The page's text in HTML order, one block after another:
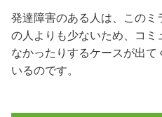
発達障害のある人は、この
の人よりも少ないため、コ
なかったりするケースが出
いるのです。